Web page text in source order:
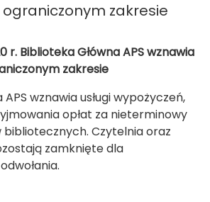
ograniczonym zakresie
r. Biblioteka Główna APS wznawia
zakresie
wznawia usługi wypożyczeń,
opłat za nieterminowy
bibliotecznych. Czytelnia oraz
zamknięte dla